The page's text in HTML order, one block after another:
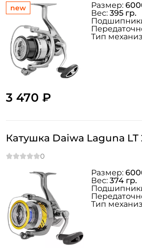
new
3 470 ₽
Размер:
Вес: 395 гр.
Тип
Катушка Daiwa Laguna LT
Размер:
Вес: 374 гр.
Тип